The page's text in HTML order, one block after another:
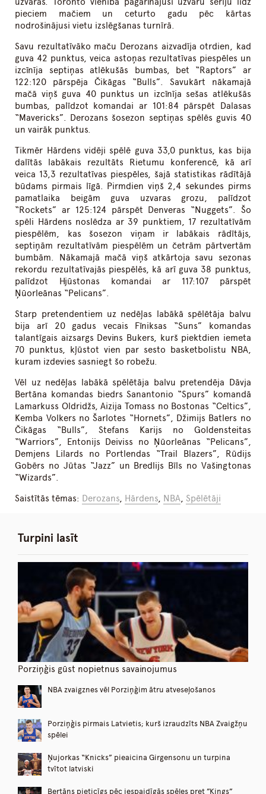
pieciem mačiem un ceturto gadu pēc kārtas
nodrošinājusi vietu izslēgšanas turnīrā.
Savu rezultatīvāko maču Derozans aizvadīja otrdien, kad
guva 42 punktus, veica astoņas rezultatīvas piespēles un
izcīnīja septiņas atlēkušās bumbas, bet “Raptors” ar
122:120 pārspēja Čikāgas “Bulls”. Savukārt nākamajā
mačā viņš guva 40 punktus un izcīnīja sešas atlēkušās
bumbas, palīdzot komandai ar 101:84 pārspēt Dalasas
“Mavericks”. Derozans šosezon septiņas spēlēs guvis 40
un vairāk punktus.
Tikmēr Hārdens vidēji spēlē guva 33,0 punktus, kas bija
dalītās labākais rezultāts Rietumu konferencē, kā arī
veica 13,3 rezultatīvas piespēles, šajā statistikas rādītājā
būdams pirmais līgā. Pirmdien viņš 2,4 sekundes pirms
pamatlaika beigām guva uzvaras grozu, palīdzot
“Rockets” ar 125:124 pārspēt Denveras “Nuggets”. Šo
spēli Hārdens noslēdza ar 39 punktiem, 17 rezultatīvām
piespēlēm, kas šosezon viņam ir labākais rādītājs,
septiņām rezultatīvām piespēlēm un četrām pārtvertām
bumbām. Nākamajā mačā viņš atkārtoja savu sezonas
rekordu rezultatīvajās piespēlēs, kā arī guva 38 punktus,
palīdzot Hjūstonas komandai ar 117:107 pārspēt
Ņūorleānas “Pelicans”.
Starp pretendentiem uz nedēļas labākā spēlētāja balvu
bija arī 20 gadus vecais Fīniksas “Suns” komandas
talantīgais aizsargs Devins Bukers, kurš piektdien iemeta
70 punktus, kļūstot vien par sesto basketbolistu NBA,
kuram izdevies sasniegt šo robežu.
Vēl uz nedēļas labākā spēlētāja balvu pretendēja Dāvja
Bertāna komandas biedrs Sanantonio “Spurs” komandā
Lamarkuss Oldridžs, Aizija Tomass no Bostonas “Celtics”,
Kemba Volkers no Šarlotes “Hornets”, Džimijs Batlers no
Čikāgas “Bulls”, Stefans Karijs no Goldensteitas
“Warriors”, Entonijs Deiviss no Ņūorleānas “Pelicans”,
Demjens Lilards no Portlendas “Trail Blazers”, Rūdijs
Gobērs no Jūtas “Jazz” un Bredlijs Bīls no Vašingtonas
“Wizards”.
Saistītās tēmas: Derozans, Hārdens, NBA,Spēlētāji
Turpini lasīt
Porziņģis gūst nopietnus savainojumus
NBA zvaigznes vēl Porziņģim ātru atveseļošanos
Porziņģis pirmais Latvietis; kurš izraudzīts NBA Zvaigžņu
spēlei
Ņujorkas “Knicks” pieaicina Girgensonu un turpina
tvītot latviski
Bertāns pieticīgs pēc iespaidīgās spēles pret ”Kings”